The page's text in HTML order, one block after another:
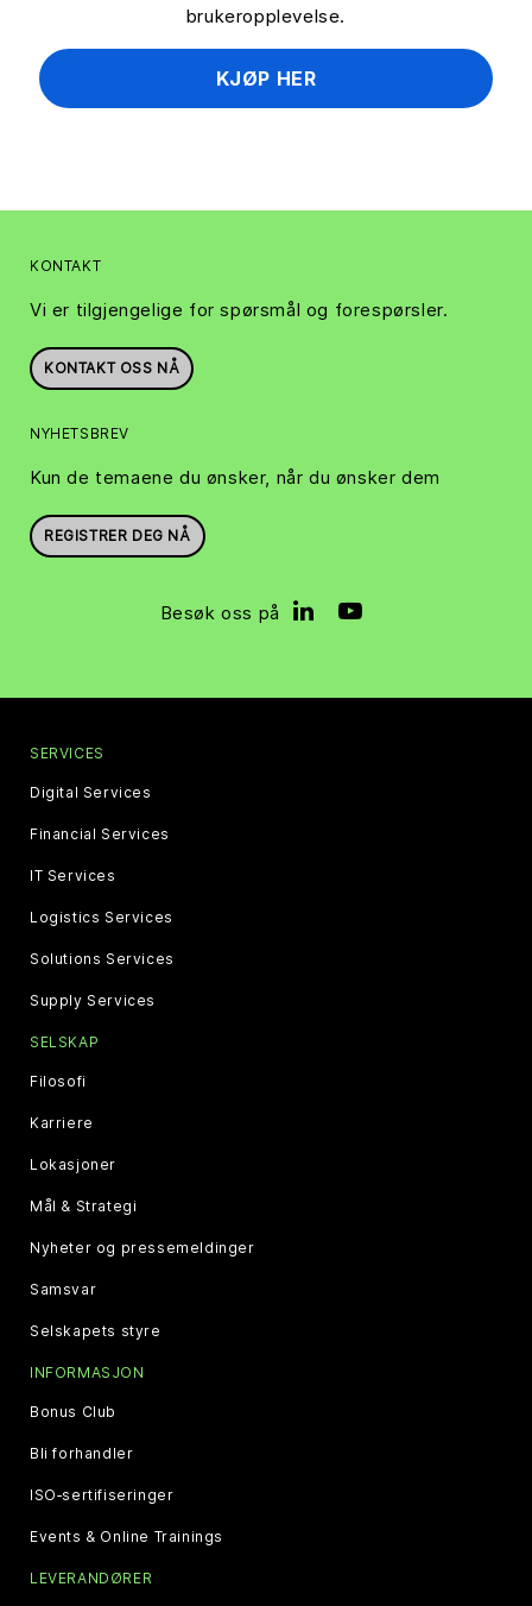
brukeropplevelse.
KJØP HER
KONTAKT
Vi er tilgjengelige for spørsmål og forespørsler.
KONTAKT OSS NÅ
NYHETSBREV
Kun de temaene du ønsker, når du ønsker dem
REGISTRER DEG NÅ
Besøk oss på
SERVICES
Digital Services
Financial Services
IT Services
Logistics Services
Solutions Services
Supply Services
SELSKAP
Filosofi
Karriere
Lokasjoner
Mål & Strategi
Nyheter og pressemeldinger
Samsvar
Selskapets styre
INFORMASJON
Bonus Club
Bli forhandler
ISO‑sertifiseringer
Events & Online Trainings
LEVERANDØRER